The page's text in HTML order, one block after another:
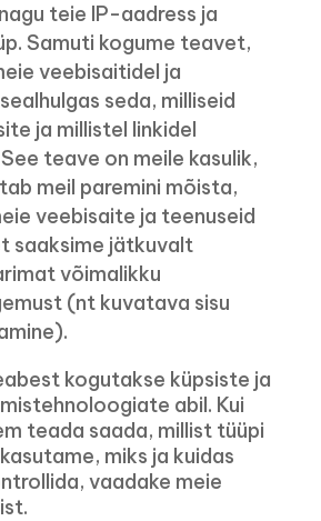
teie IP-aadress ja
Samuti kogume teavet,
veebisaitidel ja
seda, milliseid
ja millistel linkidel
teave on meile kasulik,
meil paremini mõista,
veebisaite ja teenuseid
saaksime jätkuvalt
võimalikku
(nt kuvatava sisu
kogutakse küpsiste ja
abil. Kui
teada saada, millist tüüpi
miks ja kuidas
vaadake meie